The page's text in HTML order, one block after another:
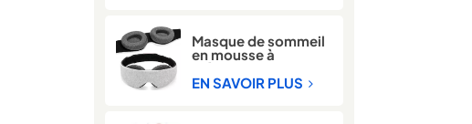
Masque de sommeil
en mousse à
mémoire de forme
3D réglable 100 %
EN SAVOIR PLUS